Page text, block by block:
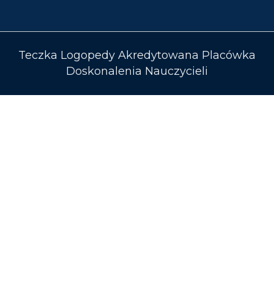
Teczka Logopedy Akredytowana Placówka
Doskonalenia Nauczycieli